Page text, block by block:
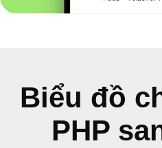
Biểu đồ
PHP